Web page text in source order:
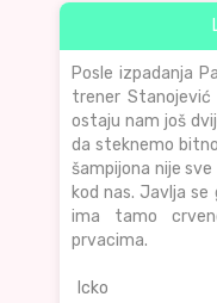
Posle izpadanja
trener Stanojević
ostaju nam još
da steknemo
šampijona nije
kod nas. Javlja
ima tamo
prvacima.
Icko